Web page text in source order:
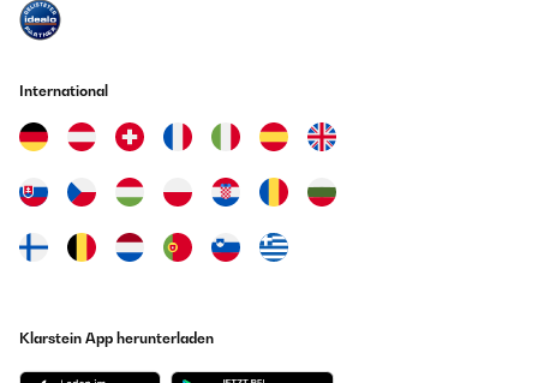
Rachat de celle-ci qui est mécaniquement est exactement la
inutilisables sous cette forme. Je pensais, en lisant le descriptif
de cette machine, avoir des glaçons utilisables et surtout
détachés, il n'en ai rien. En fait j'ai reçu une machine identique,
équipée il est vrai d'un système de broyage, c'est vraiment du
J'ai accordé 4 étoiles parce que le vendeur respecte ses
conditions de garantie et que les livraisons sont sérieuses.
eigenständig überprüft
International
Klarstein App herunterladen